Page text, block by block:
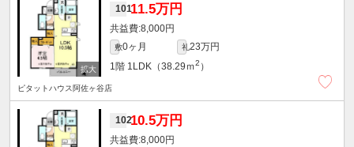
10111.5万円
8,000円
敷0ヶ月 礼23万円
1階 1LDK（38.29ｍ2 ）
ピタットハウス阿佐ヶ谷店
10210.5万円
8,000円